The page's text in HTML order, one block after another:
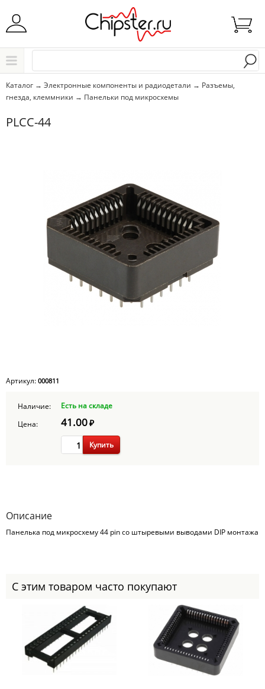
Начните водить название города..
Выбрать
Каталог → Электронные компоненты и радиодетали → Разъемы,
гнезда, клеммники → Панельки под микросхемы
PLCC-44
Артикул: 000811
Наличие:
Есть на складе
Цена:
41.00₽
Купить
Описание
Панелька под микросхему 44 pin со штыревыми выводами DIP монтажа
С этим товаром часто покупают